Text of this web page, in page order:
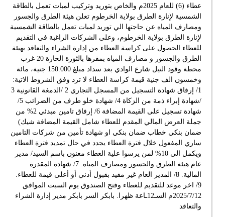
عطاء (6) للعام 2025م والخاص بتوريد وتركيب لمبات تعمل بالطاقة
الشمسية لإنارة الطرق بولاية الخرطوم تعلن هيئة الطرق والجسور
ومصارف المياه عن حاجتها الي توريد لمبات تعمل بالطاقة الشمسية
لإنارة الطرق بولاية الخرطوم، وعلى الشركات الراغبة في التقديم
للعطاء الحصول على كراسة العطاء من إدارة الشراء والتعاقد بهيئة
الطرق والجسور و مصارف المياه بمقرها بالثورة الحارة 20 غرب
محطة وقود النيل شارع الوادي بعد سداد مبلغ 150.000 جنية، مائة
وخمسون الف جنية قيمة كراسة العطاء لا ترد وفق الشروط الاتية:
1/ إرفاق شهادة التسجيل من المسجل التجاري 2 /الدمغة القانونية 3
/شهادة إبراء ذمة من الزكاة 4/ شهادة خلو طرف من الضرائب 5/
شهادة تسجيل على القيمة المضافة 6/ إرفاق تامين مبدئي 2% من
جملة العرض المالي المقدم للعطاء شامل القيمة المضافة شيك)
ضمان بنكي خطاب ضمان بنكي او شهادة تأمين من شركات التامين
ساري المفعول خلال فترة العطاء يجدد في حال تمديد فترة العطاء
ويكمل الى 10% لمن يرسوا علية العطاء معنون باسم السيد/ مدير
عام هيئة الطرق والجسور ومصارف المياه. 7/ شهادة المقدرة
المالية. 8/ المدير العام غير مقيد بقبول أدني أو أعلى قيمة للعطاء.
9/ اخر موعد للتقديم للعطاء وفتح الصندوق يوم السبت الموافق
2025/7/12م السـ12ـاعة ظهرا. بابكر السر بابكر مدير إدارة الشراء
والتعاقد